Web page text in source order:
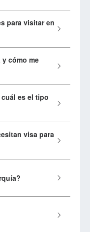
para visitar en
cómo me
es el tipo
visa para